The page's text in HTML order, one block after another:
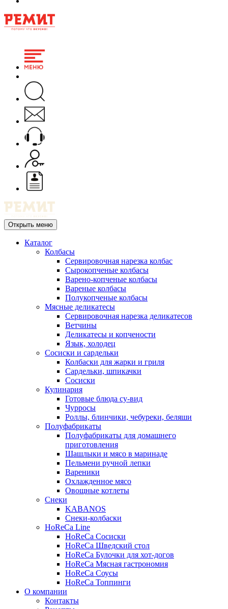
Открыть меню
Каталог
Колбасы
Сервировочная нарезка колбас
Сырокопченые колбасы
Варено-копченые колбасы
Вареные колбасы
Полукопченые колбасы
Мясные деликатесы
Сервировочная нарезка деликатесов
Ветчины
Деликатесы и копчености
Язык, холодец
Сосиски и сардельки
Колбаски для жарки и гриля
Сардельки, шпикачки
Сосиски
Кулинария
Готовые блюда су-вид
Чурросы
Роллы, блинчики, чебуреки, беляши
Полуфабрикаты
Полуфабрикаты для домашнего
приготовления
Шашлыки и мясо в маринаде
Пельмени ручной лепки
Вареники
Охлажденное мясо
Овощные котлеты
Снеки
KABANOS
Снеки-колбаски
HoReCa Line
HoReCa Сосиски
HoReCa Шведский стол
HoReCa Булочки для хот-догов
HoReCa Мясная гастрономия
HoReCa Соусы
HoReCa Топпинги
О компании
Контакты